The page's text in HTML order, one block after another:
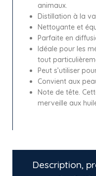
animaux.
Distillation à la
Nettoyante et
Parfaite en
Idéale pour les
tout
Peut s’utiliser
Convient aux
Note de tête.
merveille aux
Description,